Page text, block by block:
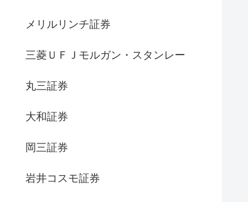
メリルリンチ証券
三菱ＵＦＪモルガン・スタンレー
丸三証券
大和証券
岡三証券
岩井コスモ証券